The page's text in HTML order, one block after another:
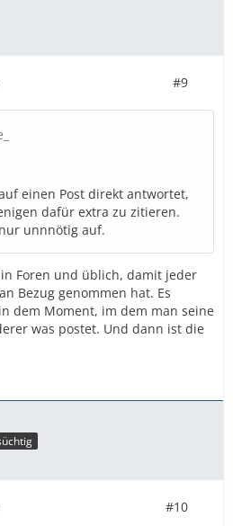
#9
einen Post direkt antwortet,
dafür extra zu zitieren.
unnnötig auf.
Foren und üblich, damit jeder
Bezug genommen hat. Es
dem Moment, im dem man seine
was postet. Und dann ist die
#10